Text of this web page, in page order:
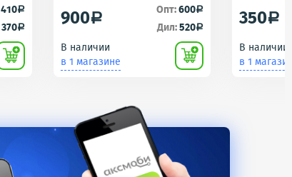
410a
370a 900a Опт:600a
Дил:520a
В наличии
в 1 магазине
U2 Tristar
350a
В наличии
в 1